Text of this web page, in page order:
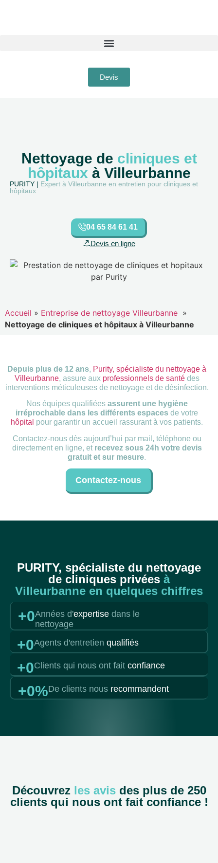
Devis
Nettoyage de cliniques et
hôpitaux à Villeurbanne
PURITY | Expert à Villeurbanne en entretien pour cliniques et
hôpitaux
04 65 84 61 41
Devis en ligne
Accueil » Entreprise de nettoyage Villeurbanne »
Nettoyage de cliniques et hôpitaux à Villeurbanne
Depuis plus de 12 ans, Purity, spécialiste du nettoyage à
Villeurbanne, assure aux professionnels de santédes
interventions méticuleuses de nettoyage et de désinfection.
Nos équipes qualifiées assurent une hygiène
irréprochable dans les différents espaces de votre
hôpital pour garantir un accueil rassurant à vos patients.
Contactez-nous dès aujourd’hui par mail, téléphone ou
directement en ligne, et recevez sous 24h votre devis
gratuit et sur mesure.
Contactez-nous
PURITY, spécialiste du nettoyage
de cliniques privées à
Villeurbanne en quelques chiffres
+0Années d'expertise dans le
nettoyage
+0Agents d'entretien qualifiés
+0Clients qui nous ont fait confiance
+0%De clients nous recommandent
Découvrez les avisdes plus de 250
clients qui nous ont fait confiance !